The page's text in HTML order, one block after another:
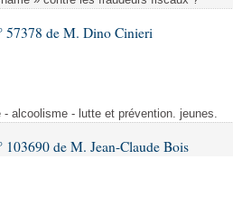
57378 de M. Dino Cinieri
- alcoolisme - lutte et prévention. jeunes.
103690 de M. Jean-Claude Bois